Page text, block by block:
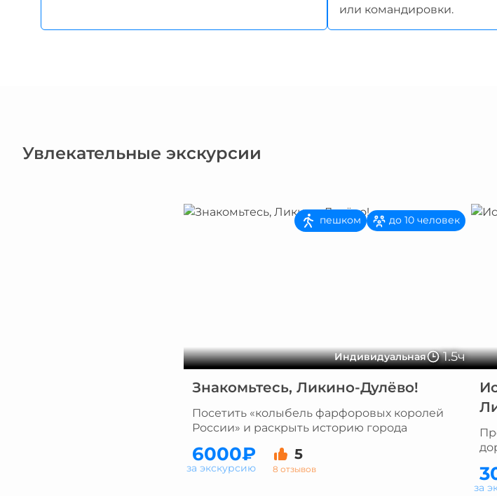
или командировки.
Увлекательные экскурсии
Индивидуальная 1.5ч
пешком до 10 человек
Знакомьтесь, Ликино-Дулёво!
Посетить «колыбель фарфоровых королей
России» и раскрыть историю города
6000₽ 5
8 отзывов
за экскурсию
за